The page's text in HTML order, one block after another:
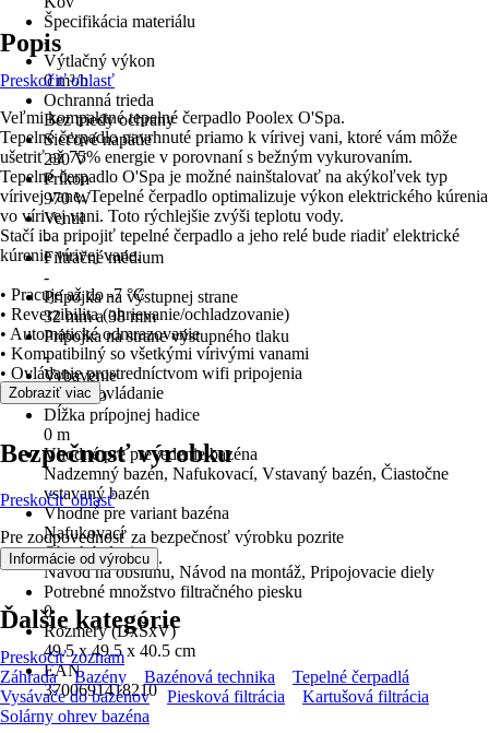
Špecifikácia materiálu
-
Výtlačný výkon
0 m³/h
Ochranná trieda
Bez triedy ochrany
Sieťové napätie
230 V
Príkon
970 W
Ventil
-
Filtračné médium
-
Prípojka na výstupnej strane
32 mm a 38 mm
Prípojka na strane výstupného tlaku
-
Vybavenie
Čerpadlo
Dĺžka prípojnej hadice
0 m
Vhodné pre prevedenie bazéna
Nadzemný bazén, Nafukovací, Vstavaný bazén, Čiastočne
vstavaný bazén
Vhodné pre variant bazéna
Nafukovací
Obsah balenia
Návod na obsluhu, Návod na montáž, Pripojovacie diely
Potrebné množstvo filtračného piesku
0
Rozmery (DxŠxV)
49.5 x 49.5 x 40.5 cm
EAN
3700691418210
Popis
Preskočiť oblasť
Veľmi kompaktné tepelné čerpadlo Poolex O'Spa.
Tepelné čerpadlo navrhnuté priamo k vírivej vani, ktoré vám môže
ušetriť až 75% energie v porovnaní s bežným vykurovaním.
Tepelné čerpadlo O'Spa je možné nainštalovať na akýkoľvek typ
vírivej vane. Tepelné čerpadlo optimalizuje výkon elektrického kúrenia
vo vírivej vani. Toto rýchlejšie zvýši teplotu vody.
Stačí iba pripojiť tepelné čerpadlo a jeho relé bude riadiť elektrické
kúrenie vírivej vane.
• Pracuje až do -7 °C
• Reverzibilita (ohrievanie/ochladzovanie)
• Automatické odmrazovanie
• Kompatibilný so všetkými vírivými vanami
• Ovládanie prostredníctvom wifi pripojenia
• Integrované ovládanie
Zobraziť viac
Bezpečnosť výrobku
Preskočiť oblasť
Pre zodpovednosť za bezpečnosť výrobku pozrite
Informácie od výrobcu .
Ďalšie kategórie
Preskočiť zoznam
Záhrada
Bazény Bazénová technika
Tepelné čerpadlá
Vysávače do bazénov
Piesková filtrácia
Kartušová filtrácia
Solárny ohrev bazéna